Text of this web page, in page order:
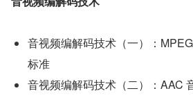
音视频编解码技术（一）：
标准
音视频编解码技术（二）：AAC